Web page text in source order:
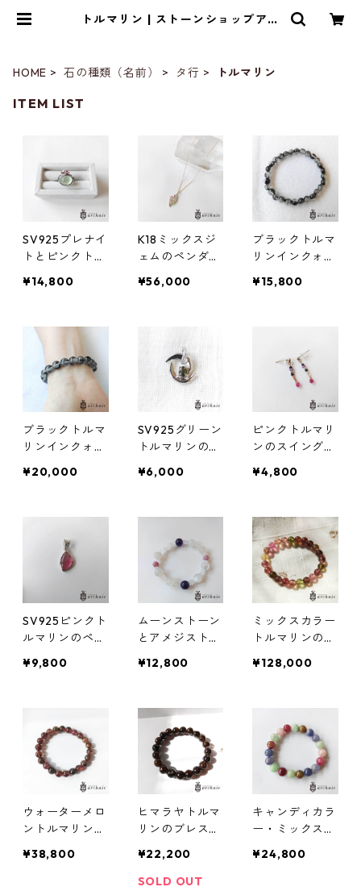
トルマリン | ストーンショップアル
HOME 石の種類（名前） タ行 トルマリン
ITEM LIST
SV925プレナイ
トとピンクトル
（12号）
¥14,800
K18ミックスジ
ェムのペンダン
¥56,000
ブラックトルマ
リンインクォー
ト（7mm）
¥15,800
ブラックトルマ
リンインクォー
ト（9mm）
¥20,000
SV925グリーン
トルマリンのデ
トトップ
¥6,000
ピンクトルマリ
ンのスイング・
¥4,800
SV925ピンクト
ルマリンのペン
¥9,800
ムーンストーン
とアメジストの
レット
¥12,800
ミックスカラー
トルマリンのブ
m)
¥128,000
ウォーターメロ
ントルマリンの
mm)
¥38,800
ヒマラヤトルマ
リンのブレスレ
¥22,200
SOLD OUT
キャンディカラ
ー・ミックスジ
ット(10mm)
¥24,800